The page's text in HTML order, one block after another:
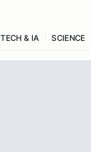
TECH & IA SCIENCE